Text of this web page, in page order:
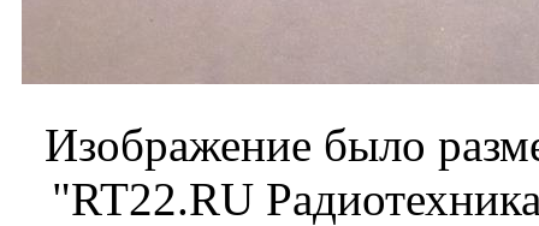
Изображение было
"RT22.RU